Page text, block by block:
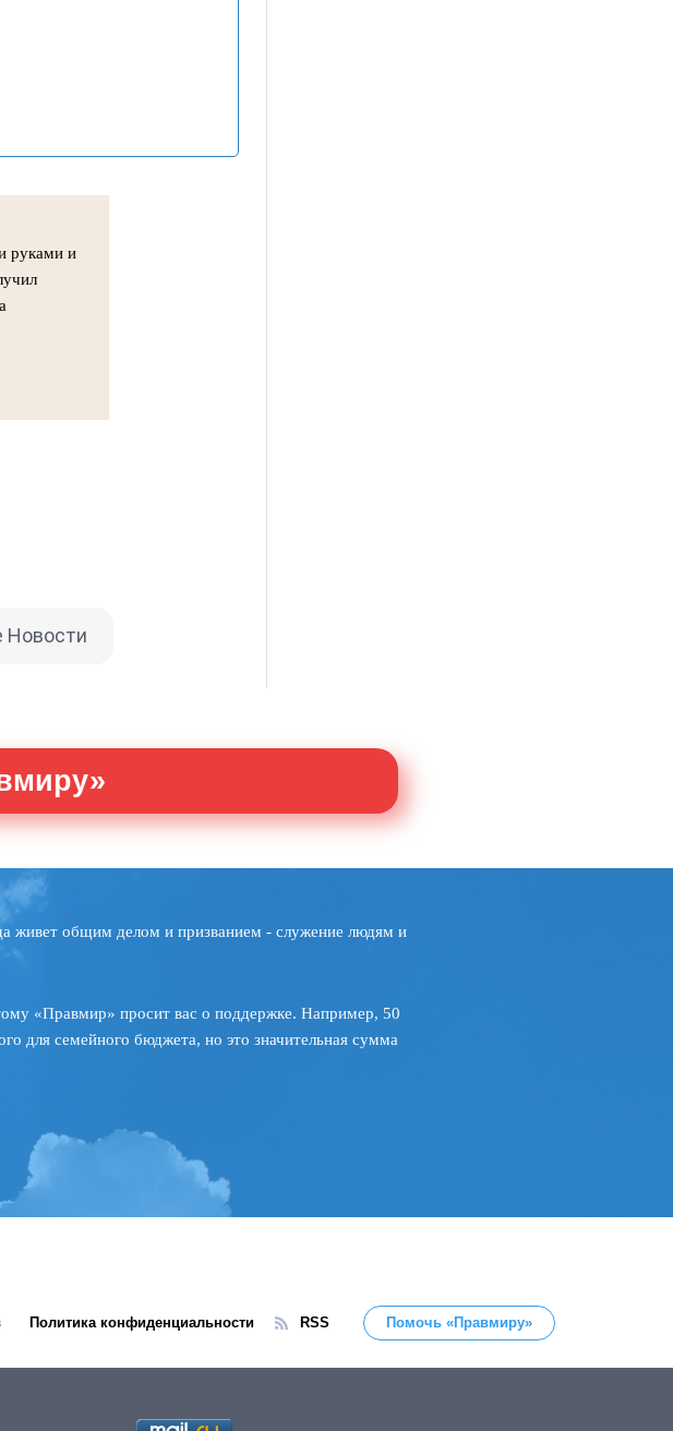
руками и
Новости
живет общим делом и призванием - служение людям и
«Правмир» просит вас о поддержке. Например, 50
для семейного бюджета, но это значительная сумма
Политика конфиденциальности RSS Помочь «Правмиру»